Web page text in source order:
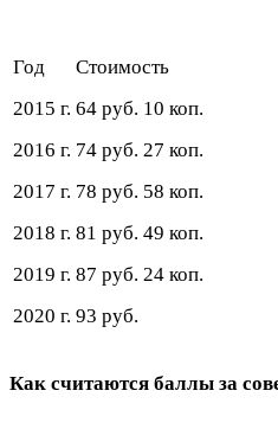
Год
Стоимость
2015 г. 64 руб. 10 коп.
2016 г. 74 руб. 27 коп.
2017 г. 78 руб. 58 коп.
2018 г. 81 руб. 49 коп.
2019 г. 87 руб. 24 коп.
2020 г. 93 руб.
Как считаются баллы за